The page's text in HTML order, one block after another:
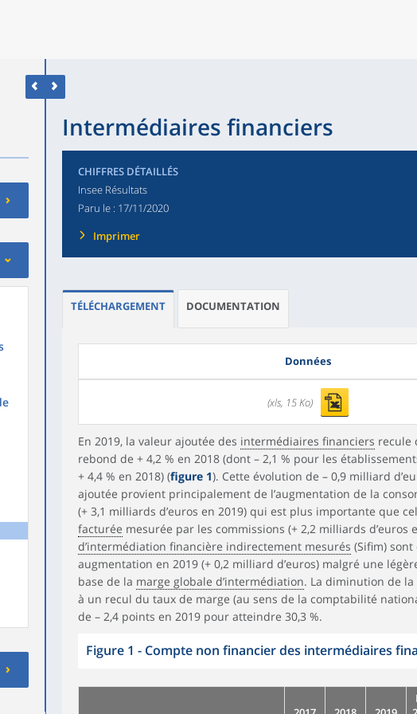
Intermédiaires financiers
CHIFFRES DÉTAILLÉS
Insee Résultats
Paru le : 17/11/2020
Imprimer
TÉLÉCHARGEMENT DOCUMENTATION
Données
(xls, 15 Ko)
En 2019, la valeur ajoutée des intermédiaires financiers recule
rebond de + 4,2 % en 2018 (dont – 2,1 % pour les
+ 4,4 % en 2018) (figure 1). Cette évolution de – 0,9 milliard
ajoutée provient principalement de l’augmentation de la
(+ 3,1 milliards d’euros en 2019) qui est plus importante que
facturée mesurée par les commissions (+ 2,2 milliards d’euros
d’intermédiation financière indirectement mesurés (Sifim)
augmentation en 2019 (+ 0,2 milliard d’euros) malgré une
base de la marge globale d’intermédiation. La diminution de
à un recul du taux de marge (au sens de la comptabilité
de – 2,4 points en 2019 pour atteindre 30,3 %.
Figure 1 - Compte non financier des intermédiaires